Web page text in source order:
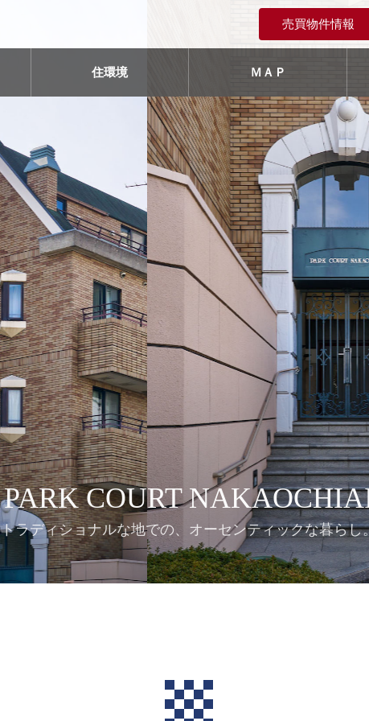
売買物件情報
住環境 ＭＡＰ
PARK COURT
トラディショナルな地での、オーセンティックな暮らし